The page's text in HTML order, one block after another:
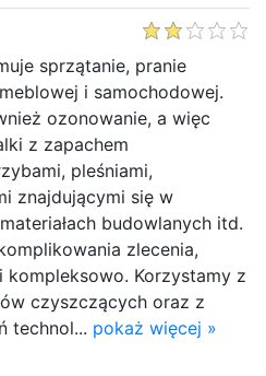
sprzątanie, pranie
i samochodowej.
ozonowanie, a więc
z zapachem
pleśniami,
znajdującymi się w
budowlanych itd.
zlecenia,
kompleksowo. Korzystamy z
czyszczących oraz z
technol... pokaż więcej »